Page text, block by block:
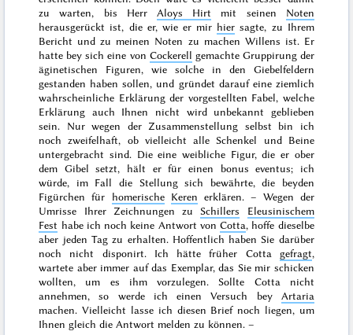
zu warten, bis Herr Aloys Hirt mit seinen Noten
herausgerückt ist, die er, wie er mir hier sagte, zu Ihrem
Bericht und zu meinen Noten zu machen Willens ist. Er
hatte bey sich eine von Cockerell gemachte Gruppirung der
äginetischen Figuren, wie solche in den Giebelfeldern
gestanden haben sollen, und gründet darauf eine ziemlich
wahrscheinliche Erklärung der vorgestellten Fabel, welche
Erklärung auch Ihnen nicht wird unbekannt geblieben
sein. Nur wegen der Zusammenstellung selbst bin ich
noch zweifelhaft, ob vielleicht alle Schenkel und Beine
untergebracht sind. Die eine weibliche Figur,die er ober
dem Gibel setzt, hält er für einen bonus eventus; ich
würde, im Fall die Stellung sich bewährte, die beyden
Figürchen für homerische Keren erklären. – Wegen der
Umrisse Ihrer Zeichnungen zuSchillers
Eleusinischem
Fest habe ich noch keine Antwort vonCotta, hoffe dieselbe
aber jeden Tag zu erhalten. Hoffentlich haben Sie darüber
noch nicht disponirt. Ich hätte früher Cotta gefragt,
wartete aber immer auf das Exemplar, das Sie mir schicken
wollten, um es ihm vorzulegen. Sollte Cotta nicht
annehmen, so werde ich einen Versuch bey Artaria
machen. Vielleicht lasse ich diesen Brief noch liegen, um
Ihnen gleich die Antwort melden zu können. –